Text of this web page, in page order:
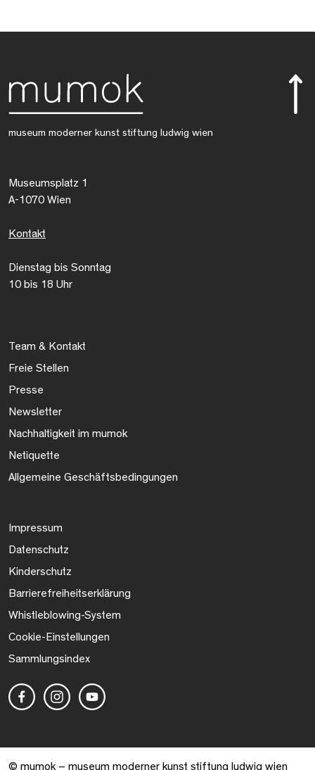
museum moderner kunst stiftung ludwig wien
Museumsplatz 1
A-1070 Wien
Kontakt
Dienstag bis Sonntag
10 bis 18 Uhr
Team & Kontakt
Freie Stellen
Presse
Newsletter
Nachhaltigkeit im mumok
Netiquette
Allgemeine Geschäftsbedingungen
Impressum
Datenschutz
Kinderschutz
Barrierefreiheitserklärung
Whistleblowing-System
Cookie-Einstellungen
Sammlungsindex
© mumok – museum moderner kunst stiftung ludwig wien